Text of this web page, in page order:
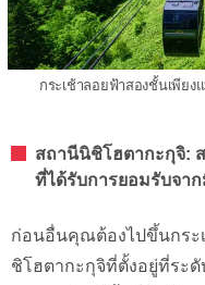
กระเช้าลอยฟ้าสองชั้นเพียง
สถานีนิชิโฮตากะกุจิ:
ที่ได้รับการยอมรับจา
ก่อนอื่นคุณต้องไปขึ้นกระ
ชิโฮตากะกุจิที่ตั้งอยู่ที่ระ